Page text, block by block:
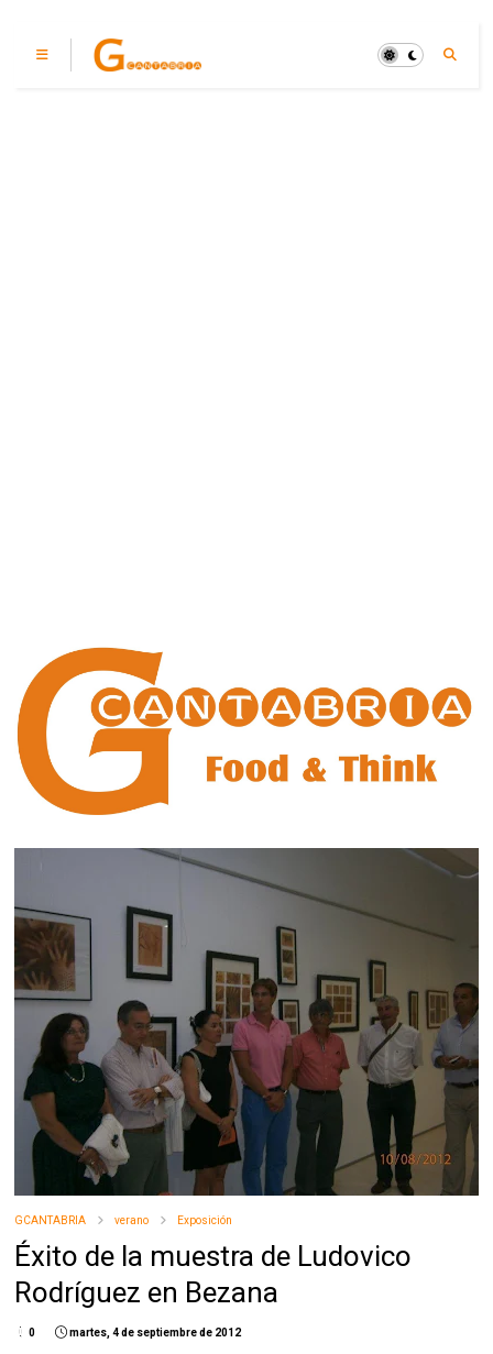
GCANTABRIA verano Exposición
Éxito de la muestra de Ludovico
Rodríguez en Bezana
0 martes, 4 de septiembre de 2012